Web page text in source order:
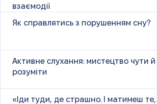
взаємодії
Як справлятись з порушенням сну?
Активне слухання: мистецтво чути й
розуміти
«Іди туди, де страшно. І матимеш те,